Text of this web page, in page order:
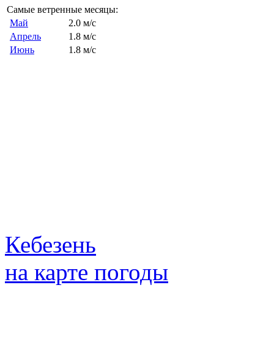
Самые ветренные месяцы:
Май
2.0 м/с
Апрель
1.8 м/с
Июнь
1.8 м/с
Кебезень
на карте погоды